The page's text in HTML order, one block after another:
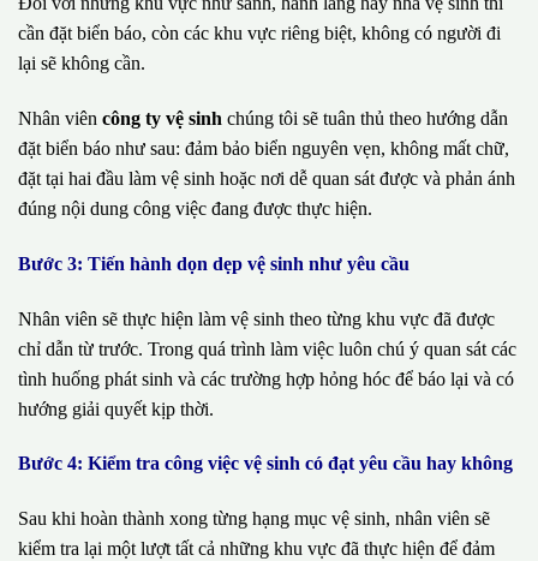
cần đặt biển báo, còn các khu vực riêng biệt, không có người đi
lại sẽ không cần.
Nhân viên công ty vệ sinh chúng tôi sẽ tuân thủ theo hướng dẫn
đặt biển báo như sau: đảm bảo biển nguyên vẹn, không mất chữ,
đặt tại hai đầu làm vệ sinh hoặc nơi dễ quan sát được và phản ánh
đúng nội dung công việc đang được thực hiện.
Bước 3: Tiến hành dọn dẹp vệ sinh như yêu cầu
Nhân viên sẽ thực hiện làm vệ sinh theo từng khu vực đã được
chỉ dẫn từ trước. Trong quá trình làm việc luôn chú ý quan sát các
tình huống phát sinh và các trường hợp hỏng hóc để báo lại và có
hướng giải quyết kịp thời.
Bước 4: Kiểm tra công việc vệ sinh có đạt yêu cầu hay không
Sau khi hoàn thành xong từng hạng mục vệ sinh, nhân viên sẽ
kiểm tra lại một lượt tất cả những khu vực đã thực hiện để đảm